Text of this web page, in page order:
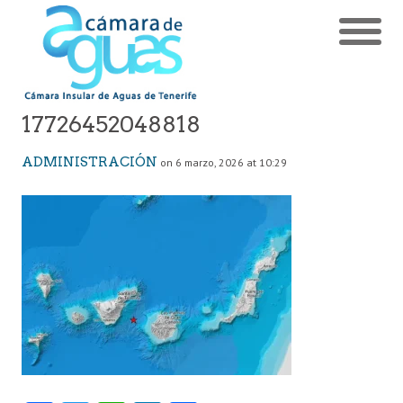
17726452048818
ADMINISTRACIÓN on 6 marzo, 2026 at 10:29